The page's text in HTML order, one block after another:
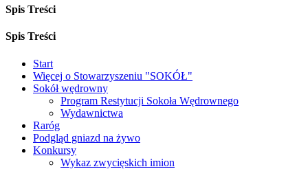
Spis Treści
Spis Treści
Start
Więcej o Stowarzyszeniu "SOKÓŁ"
Sokół wędrowny
Program Restytucji Sokoła Wędrownego
Wydawnictwa
Raróg
Podgląd gniazd na żywo
Konkursy
Wykaz zwycięskich imion